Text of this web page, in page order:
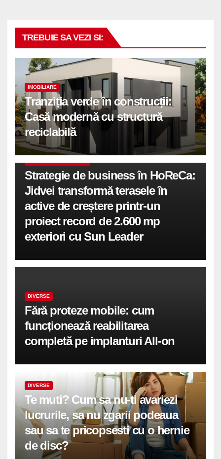
TREBUIE SA VEZI SI:
IMOBILIARE
Tranziția verde în construcții:
Casă modernă cu structură
reciclabilă
Strategie de business în HoReCa:
Jidvei transformă terasele în
active de creștere printr-un
proiect record de 2.600 mp
exteriori cu Sun Leader
DIVERSE
Fără proteze mobile: cum
funcționează reabilitarea
completă pe implanturi All-on
DIVERSE
Te muti? Cum sa nu-ti avariezi
lucrurile, sa nu zgarii podeaua
sau sa te pricopsesti cu o hernie
de disc?